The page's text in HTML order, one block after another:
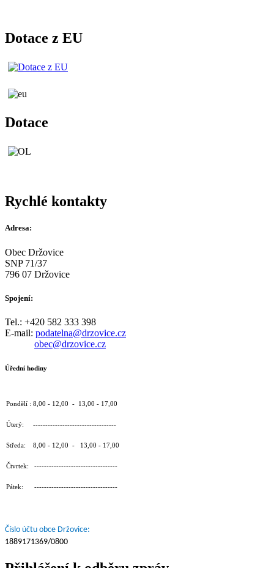
Dotace z EU
Dotace
Rychlé kontakty
Adresa:
Obec Držovice
SNP 71/37
796 07 Držovice
Spojení:
Tel.: +420 582 333 398
E-mail: podatelna@drzovice.cz
obec@drzovice.cz
Úřední hodiny
Pondělí : 8,00 - 12,00 - 13,00 - 17,00
Úterý: ----------------------------------
Středa: 8,00 - 12,00 - 13,00 - 17,00
Čtvrtek: ----------------------------------
Pátek: ----------------------------------
Číslo účtu obce Držovice:
1889171369/0800